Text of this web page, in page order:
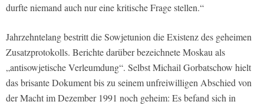
durfte niemand auch nur eine kritische Frage stellen.“
Jahrzehntelang bestritt die Sowjetunion die Existenz des geheimen
Zusatzprotokolls. Berichte darüber bezeichnete Moskau als
„antisowjetische Verleumdung“. Selbst Michail Gorbatschow hielt
das brisante Dokument bis zu seinem unfreiwilligen Abschied von
der Macht im Dezember 1991 noch geheim: Es befand sich in